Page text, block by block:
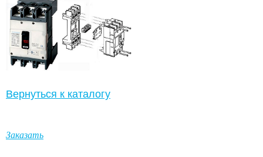
Вернуться к каталогу
Заказать